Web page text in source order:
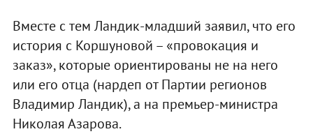
Вместе с тем Ландик-младший заявил, что его
история с Коршуновой – «провокация и
заказ», которые ориентированы не на него
или его отца (нардеп от Партии регионов
Владимир Ландик), а на премьер-министра
Николая Азарова.